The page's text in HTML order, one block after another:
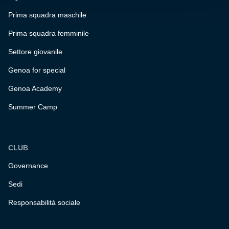
Prima squadra maschile
Prima squadra femminile
Settore giovanile
Genoa for special
Genoa Academy
Summer Camp
CLUB
Governance
Sedi
Responsabilità sociale